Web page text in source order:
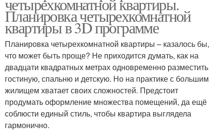
Планировка четырехкомнатной
квартиры в 3D программе
Планировка четырехкомнатной квартиры – казалось бы,
что может быть проще? Не приходится думать, как на
двадцати квадратных метрах одновременно разместить
гостиную, спальню и детскую. Но на практике с большим
жилищем хватает своих сложностей. Предстоит
продумать оформление множества помещений, да ещё
соблюсти единый стиль, чтобы квартира выглядела
гармонично.